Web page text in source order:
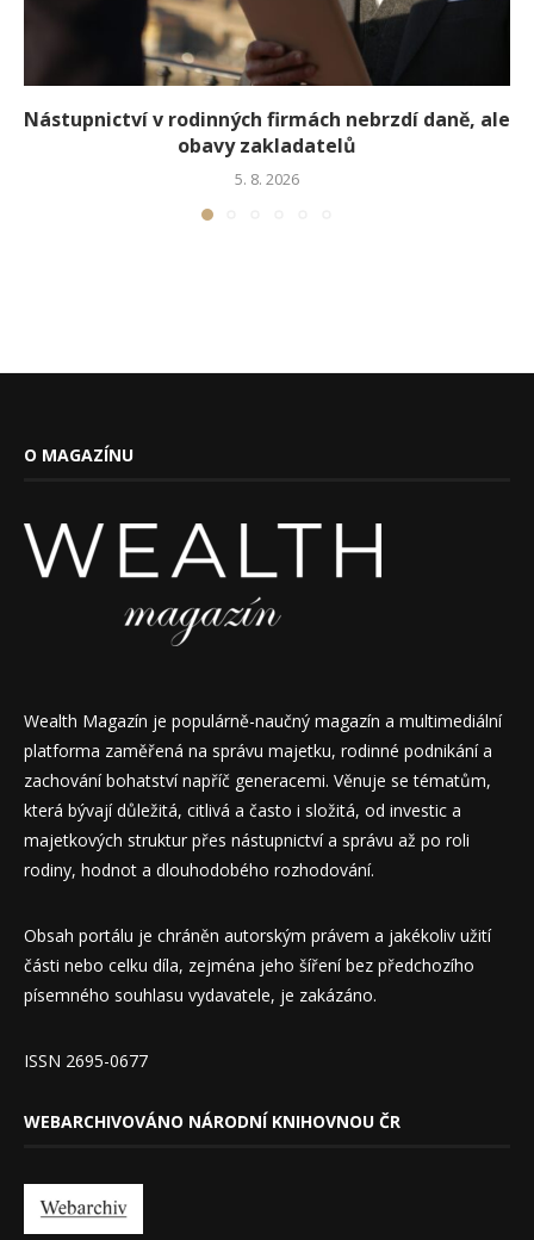
Nástupnictví v rodinných firmách nebrzdí daně, ale
obavy zakladatelů
5. 8. 2026
O MAGAZÍNU
Wealth Magazín je populárně-naučný magazín a multimediální
platforma zaměřená na správu majetku, rodinné podnikání a
zachování bohatství napříč generacemi. Věnuje se tématům,
která bývají důležitá, citlivá a často i složitá, od investic a
majetkových struktur přes nástupnictví a správu až po roli
rodiny, hodnot a dlouhodobého rozhodování.
Obsah portálu je chráněn autorským právem a jakékoliv užití
části nebo celku díla, zejména jeho šíření bez předchozího
písemného souhlasu vydavatele, je zakázáno.
ISSN 2695-0677
WEBARCHIVOVÁNO NÁRODNÍ KNIHOVNOU ČR